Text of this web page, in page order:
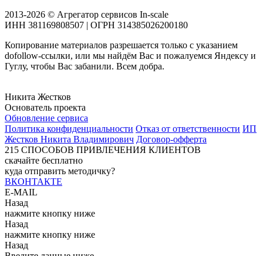
2013-2026 © Агрегатор сервисов In-scale
ИНН 381169808507 | ОГРН 314385026200180
Копирование материалов разрешается только с указанием
dofollow-ссылки, или мы найдём Вас и пожалуемся Яндексу и
Гуглу, чтобы Вас забанили. Всем добра.
Никита Жестков
Основатель проекта
Обновление сервиса
Политика конфиденциальности Отказ от ответственности ИП
Жестков Никита Владимирович Договор-офферта
215 СПОСОБОВ ПРИВЛЕЧЕНИЯ КЛИЕНТОВ
скачайте бесплатно
куда отправить методичку?
ВКОНТАКТЕ
E-MAIL
Назад
нажмите кнопку ниже
Назад
нажмите кнопку ниже
Назад